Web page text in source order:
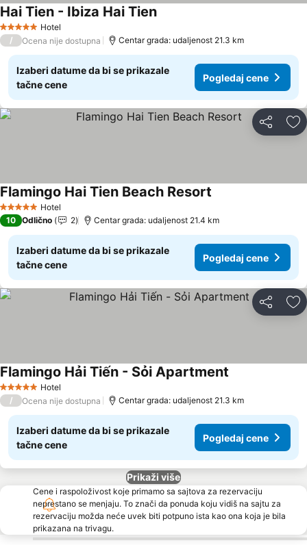
5 ZvezdiceHotel
Hai Tien - Ibiza Hai TienPogledaj cene
/ Ocena nije dostupna Centar grada: udaljenost 21.3 km
Izaberi datume da bi se prikazale
tačne cene
Pogledaj cene
Deli
5 ZvezdiceHotel
Flamingo Hai Tien Beach Resort
10 Odlično 2 Centar grada: udaljenost 21.4 km
Izaberi datume da bi se prikazale
tačne cene
Pogledaj cene
Deli
5 ZvezdiceHotel
Flamingo Hải Tiến - Sỏi Apartment
/ Ocena nije dostupna Centar grada: udaljenost 21.3 km
Izaberi datume da bi se prikazale
tačne cene
Pogledaj cene
Prikaži više
Cene i raspoloživost koje primamo sa sajtova za rezervaciju
neprestano se menjaju. To znači da ponuda koju vidiš na sajtu za
rezervaciju možda neće uvek biti potpuno ista kao ona koja je bila
prikazana na trivagu.